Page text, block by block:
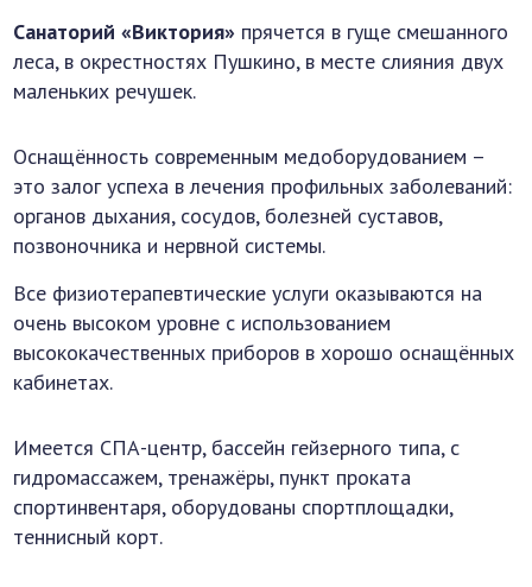
Санаторий «Виктория» прячется в гуще смешанного
леса, в окрестностях Пушкино, в месте слияния двух
маленьких речушек.
Оснащённость современным медоборудованием –
это залог успеха в лечения профильных заболеваний:
органов дыхания, сосудов, болезней суставов,
позвоночника и нервной системы.
Все физиотерапевтические услуги оказываются на
очень высоком уровне с использованием
высококачественных приборов в хорошо оснащённых
кабинетах.
Имеется СПА-центр, бассейн гейзерного типа, с
гидромассажем, тренажёры, пункт проката
спортинвентаря, оборудованы спортплощадки,
теннисный корт.